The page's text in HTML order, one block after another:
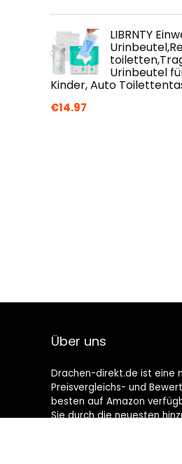
LIBRNTY
Urinbeutel
Kinder, Auto
€14.97
Über uns
Drachen-direkt.de ist eine
Preisvergleichs- und
besten auf Amazon
Sie durch die neuesten